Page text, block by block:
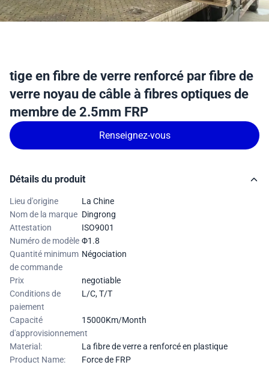
tige en fibre de verre renforcé par fibre de
verre noyau de câble à fibres optiques de
membre de 2.5mm FRP
Renseignez-vous
Détails du produit
Lieu d'origine
La Chine
Nom de la marque Dingrong
Attestation
ISO9001
Numéro de modèle Φ1.8
Quantité minimum
de commande
Négociation
Prix
negotiable
Conditions de
paiement
L/C, T/T
Capacité
d'approvisionnement
15000Km/Month
Material:
La fibre de verre a renforcé en plastique
Product Name:
Force de FRP